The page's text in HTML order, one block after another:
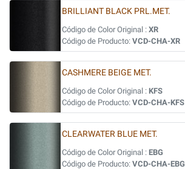
BRILLIANT BLACK PRL.MET.
Código de Color Original : XR
Código de Producto: VCD-CHA-XR
CASHMERE BEIGE MET.
Código de Color Original : KFS
Código de Producto: VCD-CHA-KFS
CLEARWATER BLUE MET.
Código de Color Original : EBG
Código de Producto: VCD-CHA-EBG